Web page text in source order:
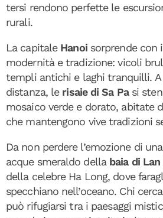
tersi rendono perfette le
rurali.
La capitale Hanoisorprende con
modernità e tradizione: vicoli
templi antichi e laghi tranquilli. A
distanza, le risaie di Sa Pasi
mosaico verde e dorato, abitate
che mantengono vive tradizioni
Da non perdere l’emozione di
acque smeraldo della baia di Lan
della celebre Ha Long, dove
specchiano nell’oceano. Chi
può rifugiarsi tra i paesaggi